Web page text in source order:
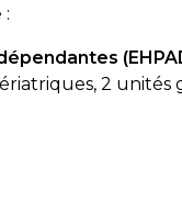
:
2 unités